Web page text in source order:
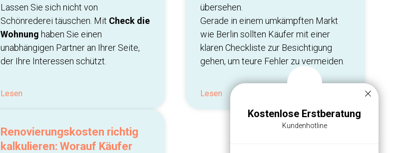
Kostenlose Erstberatung
Kundenhotline
Lassen Sie sich nicht von
Schönrederei täuschen. Mit Check die
Wohnung haben Sie einen
unabhängigen Partner an Ihrer Seite,
der Ihre Interessen schützt.
Lesen
übersehen.
Gerade in einem umkämpften Markt
wie Berlin sollten Käufer mit einer
klaren Checkliste zur Besichtigung
gehen, um teure Fehler zu vermeiden.
Lesen
Renovierungskosten richtig
kalkulieren: Worauf Käufer